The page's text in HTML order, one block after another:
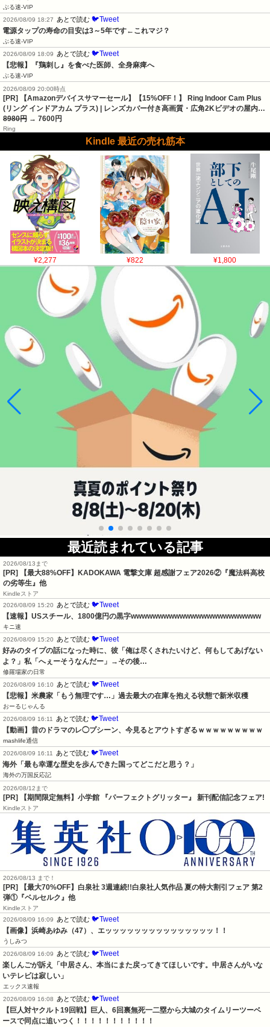
ぶる速-VIP
2026/08/09 18:27
あとで読む 🐦Tweet
電源タップの寿命の目安は3～5年です←これマジ？
ぶる速-VIP
2026/08/09 18:09
あとで読む 🐦Tweet
【悲報】『鶏刺し』を食べた医師、全身麻痺へ
ぶる速-VIP
2026/08/09 20:00時点
[PR] 【Amazonデバイスサマーセール】【15%OFF！】 Ring Indoor Cam Plus
(リング インドアカム プラス) | レンズカバー付き高画質・広角2Kビデオの屋内…
8980円 → 7600円
Ring
Kindle 最近の売れ筋本
¥2,277 ¥822 ¥1,800
最近読まれている記事
2026/08/13まで
[PR] 【最大88%OFF】KADOKAWA 電撃文庫 超感謝フェア2026②『魔法科高校
の劣等生』他
Kindleストア
2026/08/09 15:20
あとで読む 🐦Tweet
【速報】USスチール、1800億円の黒字wwwwwwwwwwwwwwwwwwwwwwww
キニ速
2026/08/09 15:20
あとで読む 🐦Tweet
好みのタイプの話になった時に、彼「俺は尽くされたいけど、何もしてあげない
よ？」私「へぇーそうなんだー」→その後…
修羅場家の日常
2026/08/09 16:10
あとで読む 🐦Tweet
【悲報】米農家「もう無理です…」過去最大の在庫を抱える状態で新米収穫
おーるじゃんる
2026/08/09 16:11
あとで読む 🐦Tweet
【動画】昔のドラマのレ◯プシーン、今見るとアウトすぎるｗｗｗｗｗｗｗｗｗ
mashlife通信
2026/08/09 16:11
あとで読む 🐦Tweet
海外「最も幸運な歴史を歩んできた国ってどこだと思う？」
海外の万国反応記
2026/08/12まで
[PR] 【期間限定無料】小学館 『パーフェクトグリッター』 新刊配信記念フェア!
Kindleストア
2026/08/13 まで！
[PR]
【最大70%OFF】白泉社 3週連続!!白泉社人気作品 夏の特大割引フェア 第2
弾①『ベルセルク』他
Kindleストア
2026/08/09 16:09
あとで読む 🐦Tweet
【画像】浜崎あゆみ（47）、エッッッッッッッッッッッッッッッ！！
うしみつ
2026/08/09 16:09
あとで読む 🐦Tweet
楽しんごが訴え「中居さん、本当にまた戻ってきてほしいです。中居さんがいな
いテレビは寂しい」
エックス速報
2026/08/09 16:08
あとで読む 🐦Tweet
【巨人対ヤクルト19回戦】巨人、6回裏無死一二塁から大城のタイムリーツーベ
ースで同点に追いつく！！！！！！！！！！！